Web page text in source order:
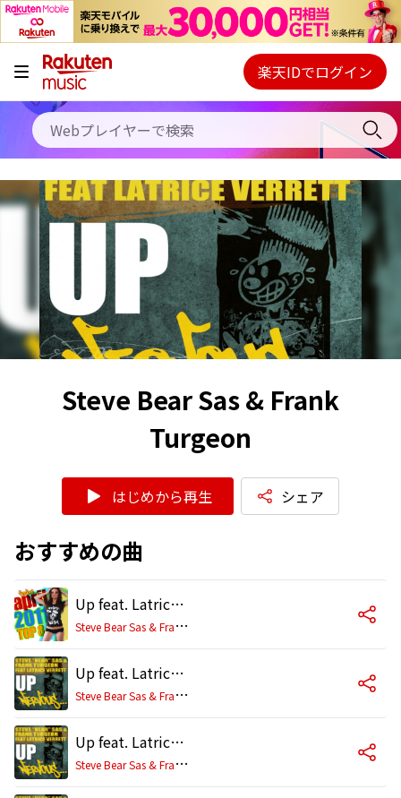
キャンペーン
料金プラン
使い方
初回30日間無料お試し
Webプレイヤー
ご契約内容の確認・変更
楽天IDでログイン
Steve Bear Sas & Frank
Turgeon
はじめから再生 シェア
おすすめの曲
Up feat. Latrice Verrett - The Miles Moore Treatment
S
teve Bear Sas & Frank Turgeon
Up feat. Latrice Verrett (Original Mix)
S
teve Bear Sas & Frank Turgeon
Up feat. Latrice Verrett (The Miles Moore Treatment)
S
teve Bear Sas & Frank Turgeon